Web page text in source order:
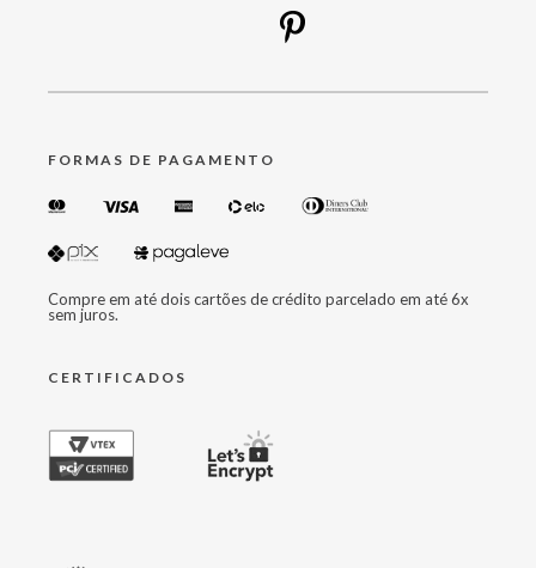
FORMAS DE PAGAMENTO
Compre em até dois cartões de crédito parcelado em até 6x
sem juros.
CERTIFICADOS